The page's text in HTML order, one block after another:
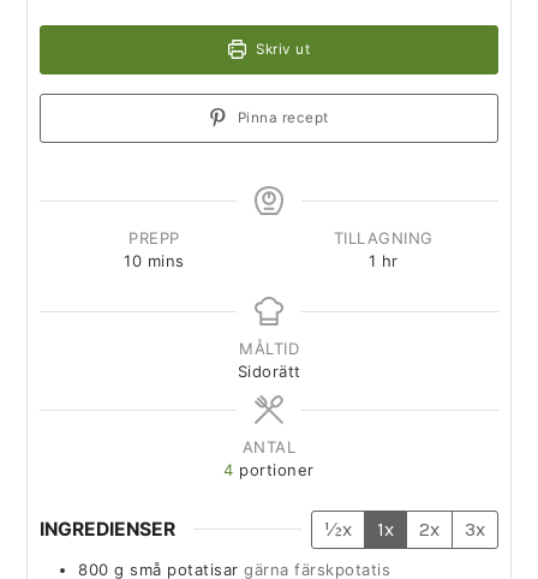
Skriv ut
Pinna recept
PREPP
10 mins
TILLAGNING
1 hr
MÅLTID
Sidorätt
ANTAL
4 portioner
INGREDIENSER ½x 1x 2x 3x
800 g små potatisar gärna färskpotatis